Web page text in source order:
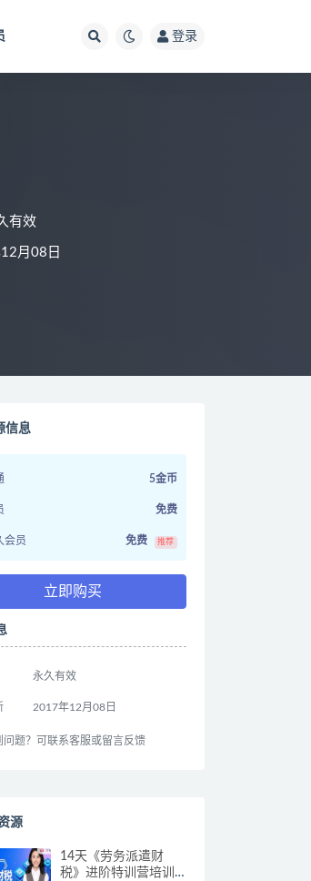
登录
有效
月08日
信息
5金币
免费
会员 免费 推荐
立即购买
永久有效
2017年12月08日
问题？可联系客服或留言反馈
源
14天《劳务派遣财
税》进阶特训营培训